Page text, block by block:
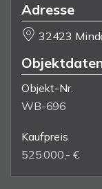
Adresse
32423
Objekt-Nr.
WB-696
Kaufpreis
525.000,- €